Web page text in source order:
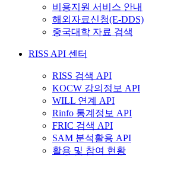
비용지원 서비스 안내
해외자료신청(E-DDS)
중국대학 자료 검색
RISS API 센터
RISS 검색 API
KOCW 강의정보 API
WILL 연계 API
Rinfo 통계정보 API
FRIC 검색 API
SAM 분석활용 API
활용 및 참여 현황